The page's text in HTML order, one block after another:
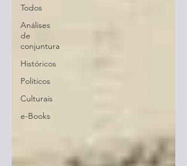
Todos
Análises
de
conjuntura
Históricos
Políticos
Culturais
e-Books